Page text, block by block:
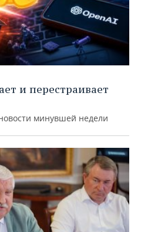
и перестраивает
минувшей недели